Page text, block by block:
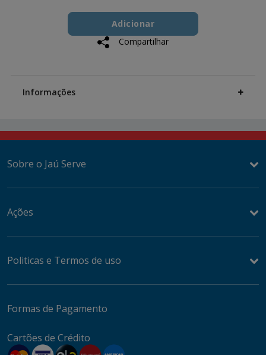
to
cart
Product
ActionsAdicionar
Compartilhar
Information
Informações
Sobre o Jaú Serve
Ações
Politicas e Termos de uso
Formas de Pagamento
Cartões de Crédito